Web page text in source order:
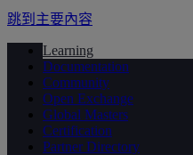
跳到主要內容
Learning
Documentation
Community
Open Exchange
Global Masters
Certification
Partner Directory